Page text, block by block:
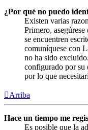
¿Por qué no puedo
Existen varias
Primero,
se encuentren
comuníquese con
no ha sido
configurado por su
por lo que
Arriba
Hace un tiempo me
Es posible que la